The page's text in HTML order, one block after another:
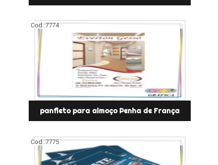
Cod.:7774
panfleto para almoço Penha de França
Cod.:7775